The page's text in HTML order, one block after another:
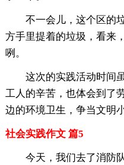
不一会儿，这个区的
方手里提着的垃圾，看来
咧。
这次的实践活动时间
工人的辛苦，也体会到了
边的环境卫生，争当文明
社会实践作文 篇5
今天，我们去了消防